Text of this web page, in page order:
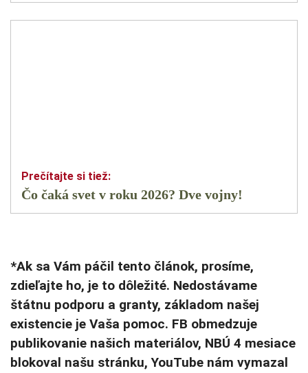
Čo čaká svet v roku 2026? Dve vojny!
*Ak sa Vám páčil tento článok, prosíme,
zdieľajte ho, je to dôležité. Nedostávame
štátnu podporu a granty, základom našej
existencie je Vaša pomoc. FB obmedzuje
publikovanie našich materiálov, NBÚ 4 mesiace
blokoval našu stránku, YouTube nám vymazal